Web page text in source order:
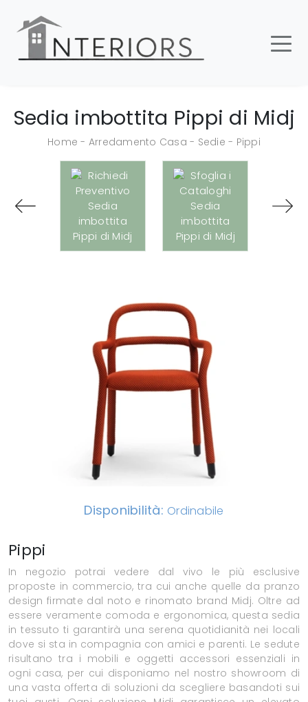
Sedia imbottita Pippi di Midj
Home - Arredamento Casa - Sedie - Pippi
Disponibilità: Ordinabile
Pippi
In negozio potrai vedere dal vivo le più esclusive
proposte in commercio, tra cui anche quelle da pranzo
design firmate dal noto e rinomato brand Midj. Oltre ad
essere veramente comoda e ergonomica, questa sedia
in tessuto ti garantirà una serena quotidianità nei locali
dove si sta in compagnia con amici e parenti. Le sedute
risultano tra i mobili e oggetti accessori essenziali in
ogni casa, per cui disponiamo nel nostro showroom di
una vasta offerta di soluzioni da scegliere basandoti sui